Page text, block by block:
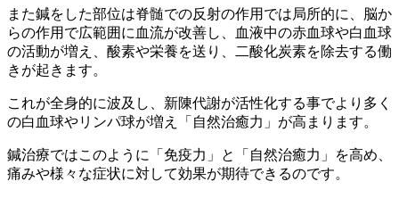
また鍼をした部位は脊髄での反射の作用では局所的に、脳か
らの作用で広範囲に血流が改善し、血液中の赤血球や白血球
の活動が増え、酸素や栄養を送り、二酸化炭素を除去する働
きが起きます。
これが全身的に波及し、 新陳代謝が活性化する事でより多く
の白血球やリンパ球が増え「自然治癒力」が高まります。
鍼治療ではこのように 「免疫力」 と 「自然治癒力」
を高め、
痛みや様々な症状に対して効果が期待できるのです。